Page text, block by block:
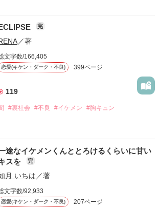
別れを選んだ。」
るのが怖かった。
代に大好きだった彼を自分から振った。
と思っていたのに、
した彼は、隣の学校で”王子様”と呼ばれる
いのに
ない笑顔を向けてくる。
恋が再び動き始める合図──。
完
／著
文字数/166,405
恋愛(キケン・ダーク・不良) 399ページ
119
#裏社会 #不良 #イケメン #胸キュン
作品を読む
途なイケメンくんととろけるくらいに甘い
スを
完
月 いちは ／著
文字数/92,933
恋愛(キケン・ダーク・不良) 207ページ